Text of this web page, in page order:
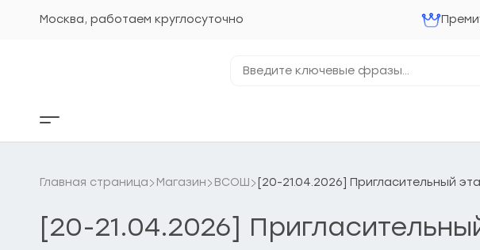
Москва, работаем круглосуточно
ключевые
Кнопка
бокового
Главная страница Магазин ВСОШ [20-21.04.2026] Пригласительный
[20-21.04.2026]